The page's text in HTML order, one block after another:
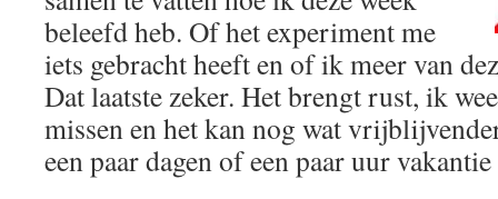
beleefd heb. Of het experiment me
iets gebracht heeft en of ik meer van
Dat laatste zeker. Het brengt rust, ik
missen en het kan nog wat
een paar dagen of een paar uur